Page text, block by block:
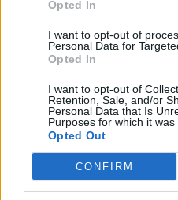
Opted In
I want to opt-out of
Personal Data for
Opted In
I want to opt-out of
Retention, Sale, and/or
Personal Data that Is
Purposes for which it was
Opted Out
CONFIRM
Pasaulis 2025-12-10